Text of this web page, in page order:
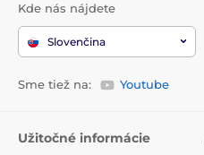
Kde nás nájdete
Slovenčina
Sme tiež na: Youtube
Užitočné informácie